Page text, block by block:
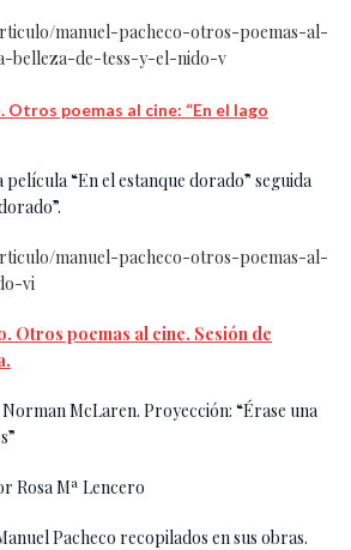
manuel-pacheco-otros-poemas-al-
belleza-de-tess-y-el-nido-v
Otros poemas al cine: “En el lago
“En el estanque dorado” seguida
manuel-pacheco-otros-poemas-al-
vi
Otros poemas al cine. Sesión de
McLaren. Proyección: “Érase una
Rosa Mª Lencero
Pacheco recopilados en sus obras.